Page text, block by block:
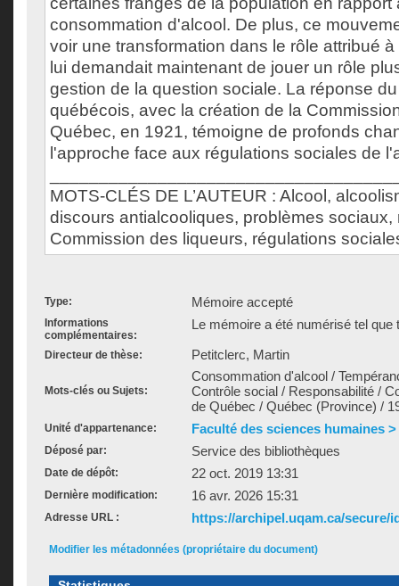
consommation d'alcool. De plus, ce
voir une transformation dans le rôle attribué
lui demandait maintenant de jouer un rôle
gestion de la question sociale. La réponse
québécois, avec la création de la
Québec, en 1921, témoigne de profonds
l'approche face aux régulations sociales de
MOTS-CLÉS DE L’AUTEUR : Alcool,
discours antialcooliques, problèmes sociaux,
Commission des liqueurs, régulations
Type: Mémoire accepté
Informations
complémentaires:
Le mémoire a été numérisé tel que
Directeur de thèse: Petitclerc, Martin
Mots-clés ou Sujets:
Consommation d'alcool /
Contrôle social / Responsabilité /
de Québec / Québec (Province) /
Unité d'appartenance: Faculté des sciences humaines
Déposé par: Service des bibliothèques
Date de dépôt: 22 oct. 2019 13:31
Dernière modification: 16 avr. 2026 15:31
Adresse URL : https://archipel.uqam.ca/secure/
Modifier les métadonnées (propriétaire du document)